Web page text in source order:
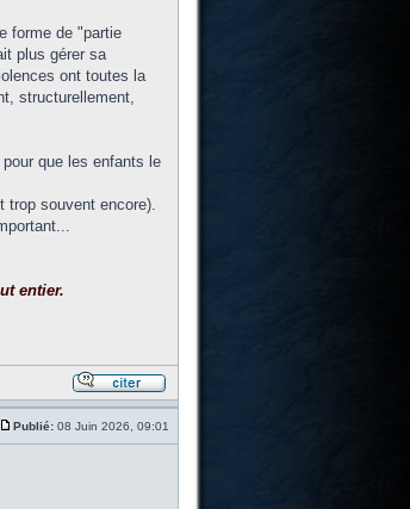
forme de "partie
plus gérer sa
ont toutes la
structurellement,
que les enfants le
trop souvent encore).
entier.
Publié:08 Juin 2026, 09:01